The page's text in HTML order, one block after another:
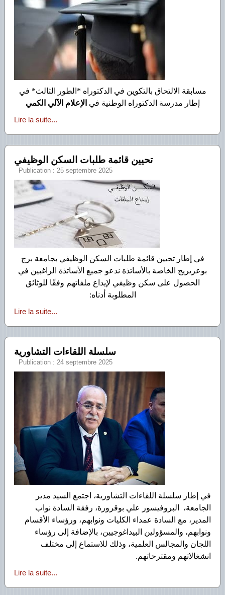
مسابقة الالتحاق بالتكوين في الدكتوراه *الطور الثالث* في
إطار مدرسة الدكتوراه الوطنية في الإعلام الآلي الكمي
Lire la suite...
تحيين قائمة طلبات السكن الوظيفي
Publication : 25 septembre 2025
في إطار تحيين قائمة طلبات السكن الوظيفي بجامعة برج
بوعريريج الخاصة بالأساتذة ندعو جميع الأساتذة الراغبين في
الحصول على سكن وظيفي لإيداع ملفاتهم وفقًا للوثائق
المطلوبة أدناه:
Lire la suite...
سلسلة اللقاءات التشاورية
Publication : 24 septembre 2025
في إطار سلسلة اللقاءات التشاورية، اجتمع السيد مدير
الجامعة، البروفيسور علي بوقرورة، رفقة السادة نواب
المدير، مع السادة عمداء الكليات ونوابهم، ورؤساء الأقسام
ونوابهم، والمسؤولين البيداغوجيين، بالإضافة إلى رؤساء
اللجان والمجالس العلمية، وذلك للاستماع إلى مختلف
انشغالاتهم ومقترحاتهم.
Lire la suite...